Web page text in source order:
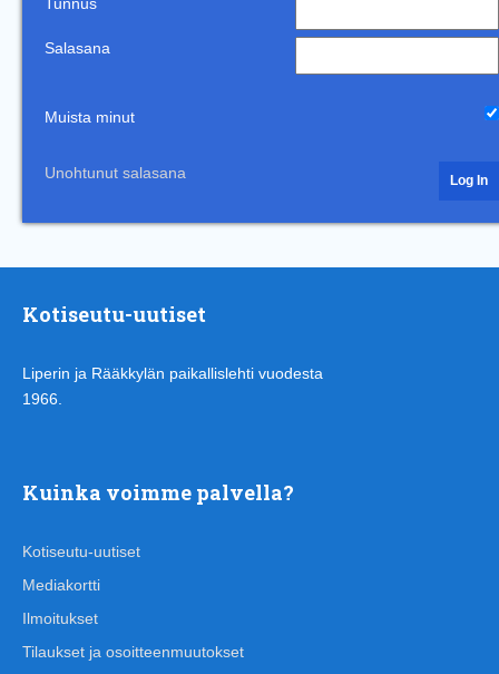
Salasana
Muista minut
Unohtunut salasana
Kotiseutu-uutiset
Liperin ja Rääkkylän paikallislehti vuodesta
1966.
Kuinka voimme palvella?
Kotiseutu-uutiset
Mediakortti
Ilmoitukset
Tilaukset ja osoitteenmuutokset